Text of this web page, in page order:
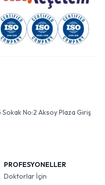
Sokak No:2 Aksoy Plaza Giriş
PROFESYONELLER
Doktorlar İçin